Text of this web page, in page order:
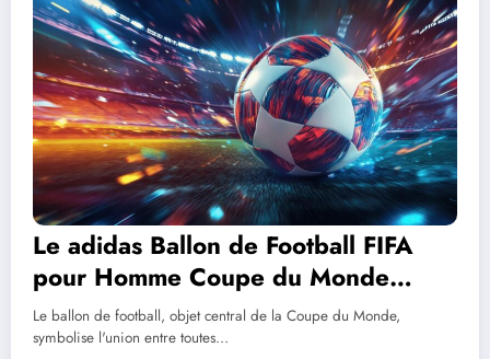
Le adidas Ballon de Football FIFA
pour Homme Coupe du Monde
Entier : l’objet qui unit toutes les
selections nationales
Le ballon de football, objet central de la Coupe du Monde,
symbolise l'union entre toutes…